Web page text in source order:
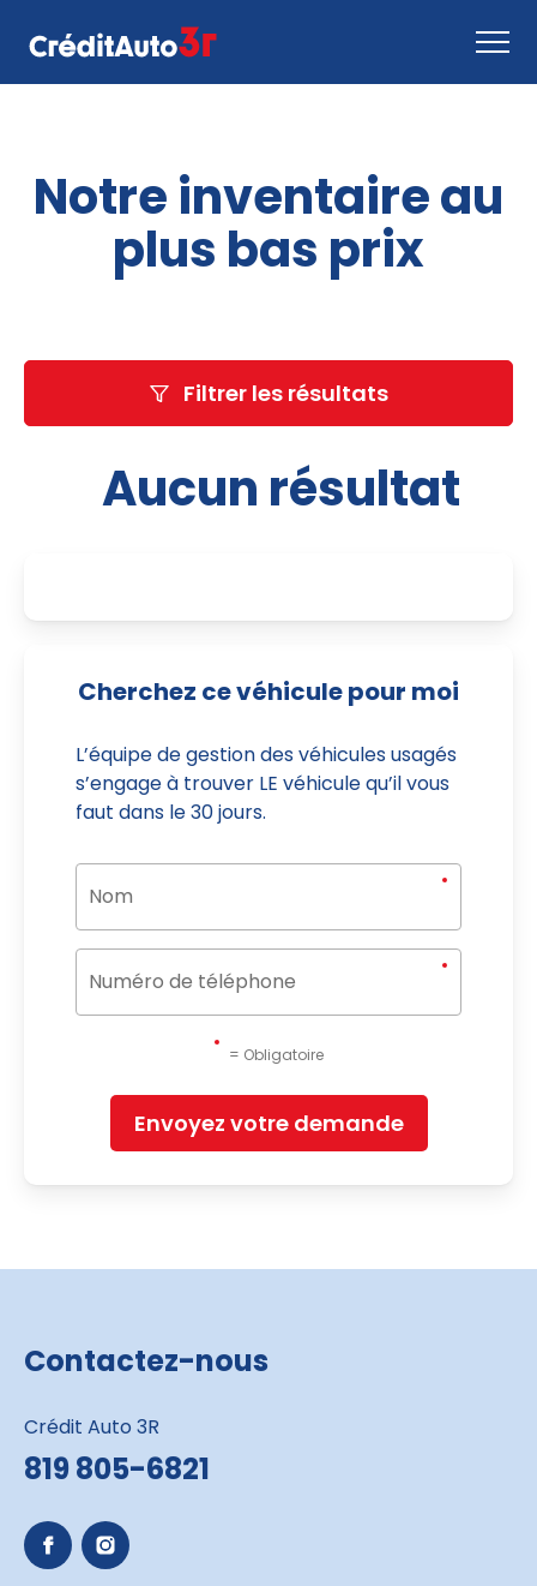
Comment ça marche
Nous joindre
Inventaire
Notre inventaire au
plus bas prix
Filtrer les résultats
Aucun résultat
Cherchez ce véhicule pour moi
L’équipe de gestion des véhicules usagés
s’engage à trouver LE véhicule qu’il vous
faut dans le 30 jours.
= Obligatoire
Envoyez votre demande
Contactez-nous
Crédit Auto 3R
819 805-6821